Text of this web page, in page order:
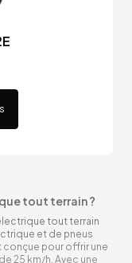
tout terrain ?
tout terrain
et de pneus
conçue pour offrir une
25 km/h. Avec une